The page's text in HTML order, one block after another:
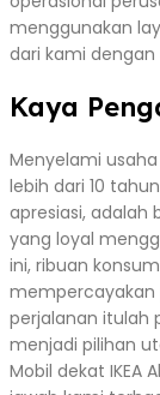
menggunakan
dari kami
Kaya
Menyelami
lebih dari 10
apresiasi, adalah
yang loyal
ini, ribuan
mempercayakan
perjalanan itulah
menjadi pilihan
Mobil dekat IKEA